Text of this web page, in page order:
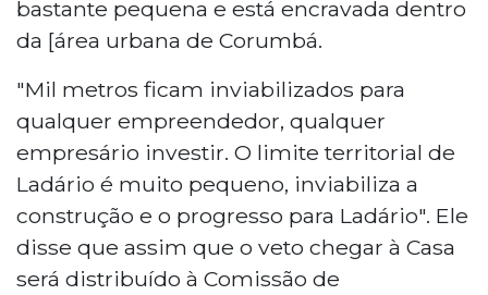
bastante pequena e está encravada dentro
da [área urbana de Corumbá.
"Mil metros ficam inviabilizados para
qualquer empreendedor, qualquer
empresário investir. O limite territorial de
Ladário é muito pequeno, inviabiliza a
construção e o progresso para Ladário". Ele
disse que assim que o veto chegar à Casa
será distribuído à Comissão de